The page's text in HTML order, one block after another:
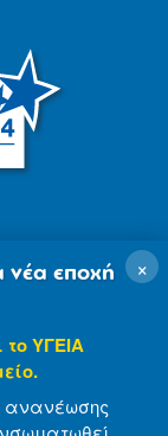
×
νέα εποχή
ΥΓΕΙΑ
ανανέωσης